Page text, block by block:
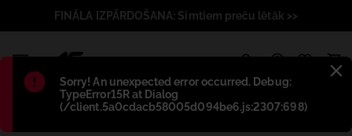
Błąd:
Sorry! An unexpected error occurred. Debug:
TypeError15R at Dialog
(/client.5a0cdacb58005d094be6.js:2307:698)
FINĀLA IZPĀRDOŠANA: Simtiem preču lētāk >>